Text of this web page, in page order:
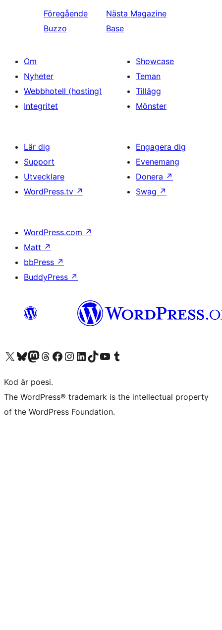
Föregående
Buzzo
Nästa Magazine
Base
Om
Nyheter
Webbhotell (hosting)
Integritet
Showcase
Teman
Tillägg
Mönster
Lär dig
Support
Utvecklare
WordPress.tv ↗
Engagera dig
Evenemang
Donera ↗
Swag ↗
WordPress.com ↗
Matt ↗
bbPress ↗
BuddyPress ↗
Besök vår X-konto (f.d. Twitter)
Besök vårt Bluesky-konto
Besök vårt Mastodon-konto
Besök vårt Thread-konto
Besök vår Facebook-sidaBesök vårt Instagram-konto
Besök vårt LinkedIn-konto
Besök vårt TikTok-konto
Besök vår YouTube-kanalBesök vårt Tumblr-konto
Kod är poesi.
The WordPress® trademark is the intellectual property
of the WordPress Foundation.